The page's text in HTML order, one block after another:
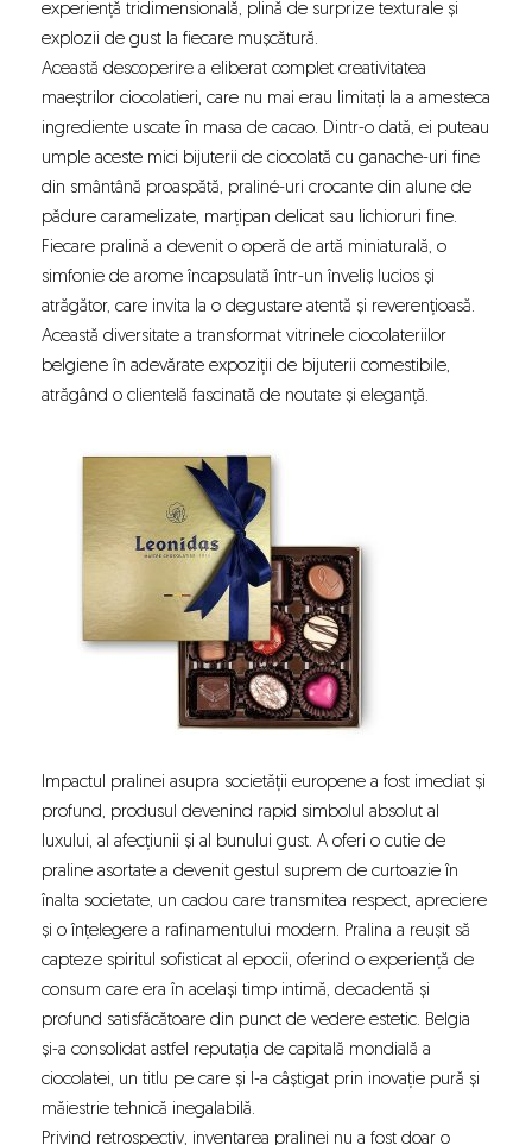
experiență tridimensională, plină de surprize texturale și
explozii de gust la fiecare mușcătură.
Această descoperire a eliberat complet creativitatea
maeștrilor ciocolatieri, care nu mai erau limitați la a amesteca
ingrediente uscate în masa de cacao. Dintr-o dată, ei puteau
umple aceste mici bijuterii de ciocolată cu ganache-uri fine
din smântână proaspătă, praliné-uri crocante din alune de
pădure caramelizate, marțipan delicat sau lichioruri fine.
Fiecare pralină a devenit o operă de artă miniaturală, o
simfonie de arome încapsulată într-un înveliș lucios și
atrăgător, care invita la o degustare atentă și reverențioasă.
Această diversitate a transformat vitrinele ciocolateriilor
belgiene în adevărate expoziții de bijuterii comestibile,
atrăgând o clientelă fascinată de noutate și eleganță.
Impactul pralinei asupra societății europene a fost imediat și
profund, produsul devenind rapid simbolul absolut al
luxului, al afecțiunii și al bunului gust. A oferi o cutie de
praline asortate a devenit gestul suprem de curtoazie în
înalta societate, un cadou care transmitea respect, apreciere
și o înțelegere a rafinamentului modern. Pralina a reușit să
capteze spiritul sofisticat al epocii, oferind o experiență de
consum care era în același timp intimă, decadentă și
profund satisfăcătoare din punct de vedere estetic. Belgia
și-a consolidat astfel reputația de capitală mondială a
ciocolatei, un titlu pe care și l-a câștigat prin inovație pură și
măiestrie tehnică inegalabilă.
Privind retrospectiv, inventarea pralinei nu a fost doar o